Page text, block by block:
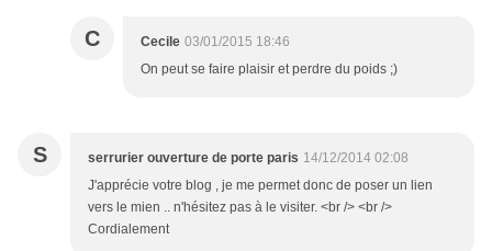
C Cecile 03/01/2015 18:46
On peut se faire plaisir et perdre du poids ;)
S serrurier ouverture de porte paris 14/12/2014 02:08
J'apprécie votre blog , je me permet donc de poser un lien
vers le mien .. n'hésitez pas à le visiter. <br /> <br />
Cordialement